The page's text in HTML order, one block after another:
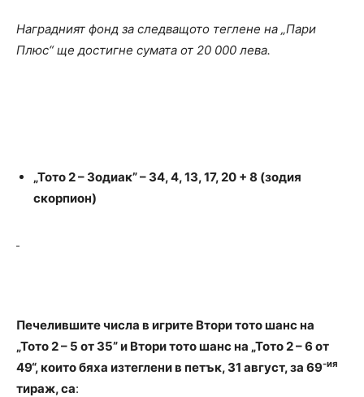
Наградният фонд за следващото теглене на „Пари
Плюс“ ще достигне сумата от 20 000 лева.
„Тото 2 – Зодиак” – 34,4, 13, 17, 20 + 8 (зодия
скорпион)
Печелившите числа в игрите Втори тото шанс на
„Тото 2 – 5 от 35” и Втори тото шанс на „Тото 2 – 6 от
49“, които бяха изтеглени в петък, 31 август, за 69-ия
тираж, са: